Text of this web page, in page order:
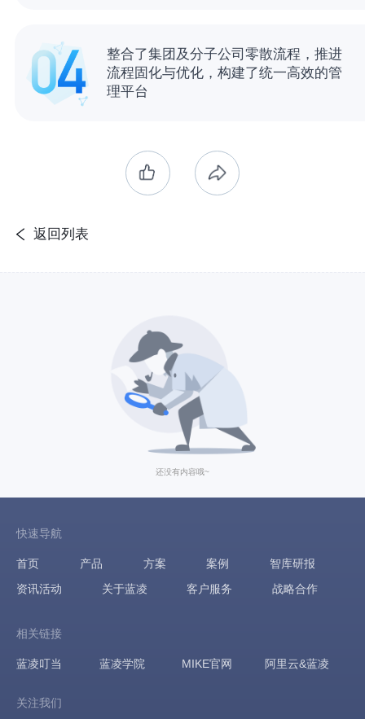
整合了集团及分子公司零散流程，推进
流程固化与优化，构建了统一高效的管
理平台
返回列表
还没有内容哦~
快速导航
首页 产品 方案 案例
智库研报
资讯活动
关于蓝凌 客户服务 战略合作
相关链接
蓝凌叮当 蓝凌学院 MIKE官网 阿里云&蓝凌
关注我们